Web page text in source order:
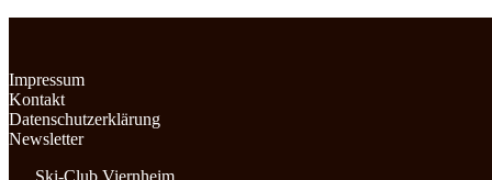
Impressum
Kontakt
Datenschutzerklärung
Newsletter
Ski-Club Viernheim